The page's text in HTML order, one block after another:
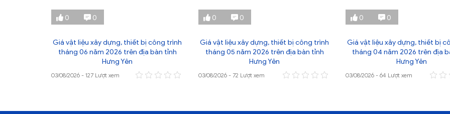
0 0
Giá vật liệu xây dựng, thiết bị công trình
tháng 06 năm 2026 trên địa bàn tỉnh
Hưng Yên
03/08/2026 - 127 Lượt xem
0 0
Giá vật liệu xây dựng, thiết bị công trình
tháng 05 năm 2026 trên địa bàn tỉnh
Hưng Yên
03/08/2026 - 72 Lượt xem
0 0
Giá vật liệu xây dựng, thiết bị
tháng 04 năm 2026 trên địa
Hưng Yên
03/08/2026 - 64 Lượt xem